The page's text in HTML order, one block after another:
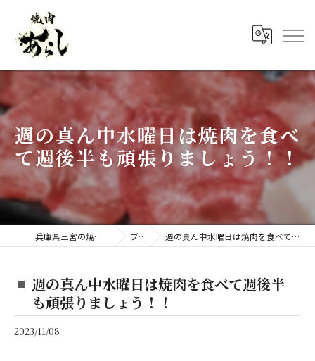
週の真ん中水曜日は焼肉を食べ
て週後半も頑張りましょう！！
兵庫県三宮の焼肉なら焼肉 あらし ブログ 週の真ん中水曜日は焼肉を食べて週後半も頑張りましょう！！
週の真ん中水曜日は焼肉を食べて週後半
も頑張りましょう！！
2023/11/08